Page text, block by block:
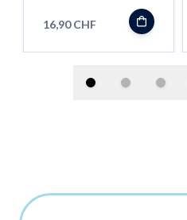
16,90 CHF